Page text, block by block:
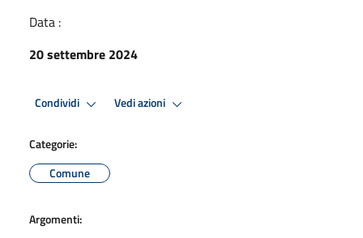
Data :
20 settembre 2024
Condividi Vedi azioni
Categorie:
Comune
Argomenti: